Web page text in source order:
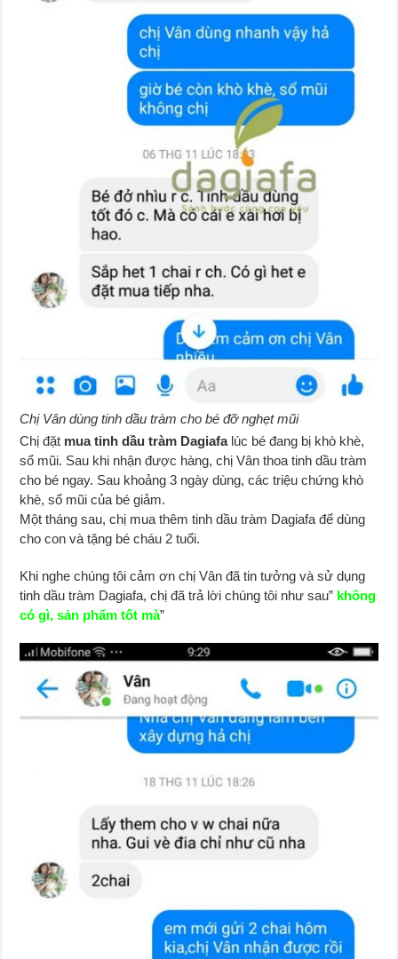
Chị Vân dùng tinh dầu tràm cho bé đỡ nghẹt mũi
Chị đặt mua tinh dầu tràm Dagiafalúc bé đang bị khò khè,
sổ mũi. Sau khi nhận được hàng, chị Vân thoa tinh dầu tràm
cho bé ngay. Sau khoảng 3 ngày dùng, các triệu chứng khò
khè, sổ mũi của bé giảm.
Một tháng sau, chị mua thêm tinh dầu tràm Dagiafa để dùng
cho con và tặng bé cháu 2 tuổi.
Khi nghe chúng tôi cảm ơn chị Vân đã tin tưởng và sử dụng
tinh dầu tràm Dagiafa, chị đã trả lời chúng tôi như sau” không
có gì, sản phẩm tốt mà”